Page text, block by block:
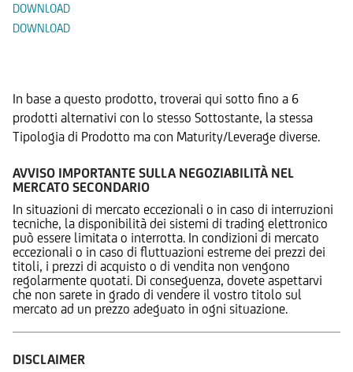
DOWNLOAD
DOWNLOAD
In base a questo prodotto, troverai qui sotto fino a 6
prodotti alternativi con lo stesso Sottostante, la stessa
Tipologia di Prodotto ma con Maturity/Leverage diverse.
AVVISO IMPORTANTE SULLA NEGOZIABILITÀ NEL
MERCATO SECONDARIO
In situazioni di mercato eccezionali o in caso di interruzioni
tecniche, la disponibilità dei sistemi di trading elettronico
può essere limitata o interrotta. In condizioni di mercato
eccezionali o in caso di fluttuazioni estreme dei prezzi dei
titoli, i prezzi di acquisto o di vendita non vengono
regolarmente quotati. Di conseguenza, dovete aspettarvi
che non sarete in grado di vendere il vostro titolo sul
mercato ad un prezzo adeguato in ogni situazione.
DISCLAIMER